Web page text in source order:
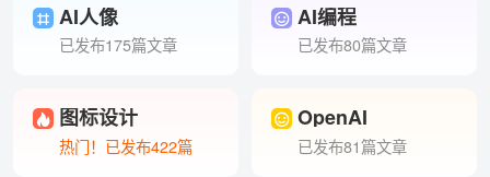
AI人像
已发布175篇文章
AI编程
已发布80篇文章
图标设计
热门！已发布422篇
OpenAI
已发布81篇文章